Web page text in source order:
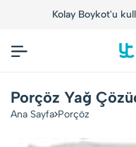
Kolay Boykot'u
Porçöz Yağ
Ana Sayfa Porçöz